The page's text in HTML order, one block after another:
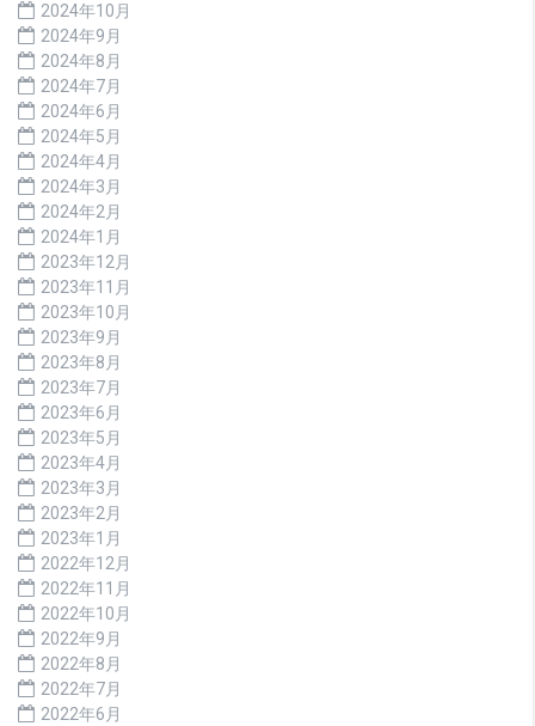
2024年10月
2024年9月
2024年8月
2024年7月
2024年6月
2024年5月
2024年4月
2024年3月
2024年2月
2024年1月
2023年12月
2023年11月
2023年10月
2023年9月
2023年8月
2023年7月
2023年6月
2023年5月
2023年4月
2023年3月
2023年2月
2023年1月
2022年12月
2022年11月
2022年10月
2022年9月
2022年8月
2022年7月
2022年6月